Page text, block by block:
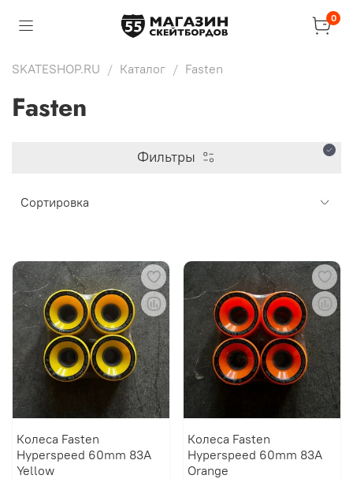
0
SKATESHOP.RU Каталог Fasten
Fasten
Фильтры
Колеса Fasten
Hyperspeed 60mm 83A
Yellow
Колеса Fasten
Hyperspeed 60mm 83A
Orange